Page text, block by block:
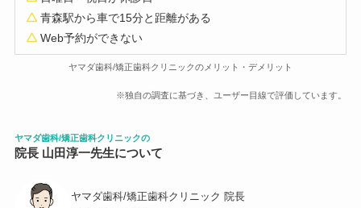
青森駅から車で15分と距離がある
Web予約ができない
ヤマダ歯科/矯正歯科クリニックのメリット・デメリット
※独自の調査に基づき、ユーザー目線で評価しています。
ヤマダ歯科/矯正歯科クリニックの
院長 山田淳一先生について
ヤマダ歯科/矯正歯科クリニック 院長